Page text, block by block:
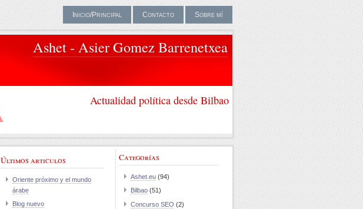
Inicio/Principal Contacto Sobre mí
Ashet - Asier Gomez Barrenetxea
Actualidad política desde Bilbao
Últimos articulos
Oriente próximo y el mundo
árabe
Blog nuevo
Categorías
Ashet.eu (94)
Bilbao (51)
Concurso SEO (2)